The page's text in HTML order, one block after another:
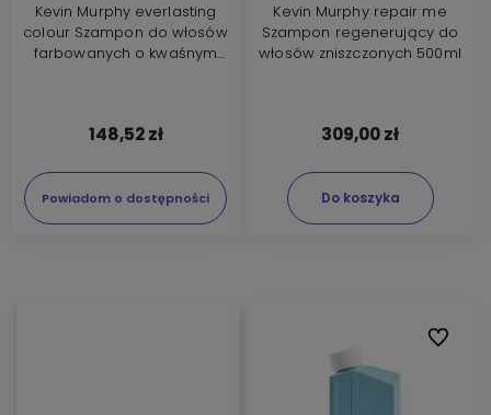
Kevin Murphy everlasting
colour Szampon do włosów
farbowanych o kwaśnym
148,52 zł
Powiadom o dostępności
Kevin Murphy repair me
Szampon regenerujący do
włosów zniszczonych 500ml
309,00 zł
Do koszyka
Do